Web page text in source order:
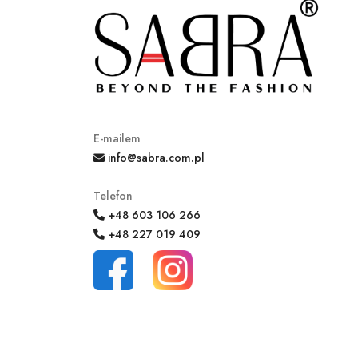
E-mailem
info@sabra.com.pl
Telefon
+48 603 106 266
+48 227 019 409